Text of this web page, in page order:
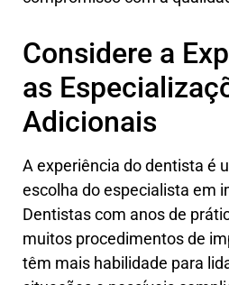
Considere a
as
Adicionais
A experiência do dentista é
escolha do especialista em
Dentistas com anos de
muitos procedimentos de
têm mais habilidade para